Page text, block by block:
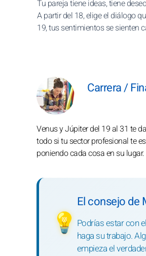
Tu pareja tiene ideas, tiene
A partir del 18, elige el diálogo
19, tus sentimientos se sienten
Carrera /
Venus y Júpiter del 19 al 31 te
todo si tu sector profesional te
poniendo cada cosa en su lugar.
💡
El consejo de
Podrías estar con
haga su trabajo.
empieza el